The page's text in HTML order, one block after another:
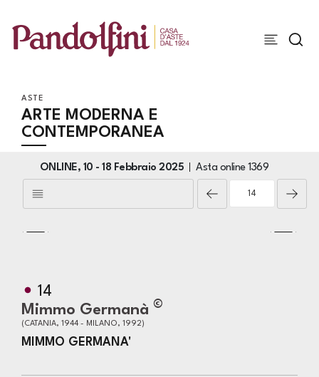
ASTE
ARTE MODERNA E
CONTEMPORANEA
ONLINE, 10 -18 Febbraio 2025 Asta online1369
14
Mimmo Germanà ©
(CATANIA, 1944 - MILANO, 1992)
MIMMO GERMANA'